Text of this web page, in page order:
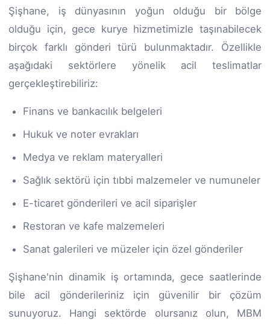
Şişhane, iş dünyasının yoğun olduğu bir bölge
olduğu için, gece kurye hizmetimizle taşınabilecek
birçok farklı gönderi türü bulunmaktadır. Özellikle
aşağıdaki sektörlere yönelik acil teslimatlar
gerçekleştirebiliriz:
Finans ve bankacılık belgeleri
Hukuk ve noter evrakları
Medya ve reklam materyalleri
Sağlık sektörü için tıbbi malzemeler ve numuneler
E-ticaret gönderileri ve acil siparişler
Restoran ve kafe malzemeleri
Sanat galerileri ve müzeler için özel gönderiler
Şişhane'nin dinamik iş ortamında, gece saatlerinde
bile acil gönderileriniz için güvenilir bir çözüm
sunuyoruz. Hangi sektörde olursanız olun, MBM